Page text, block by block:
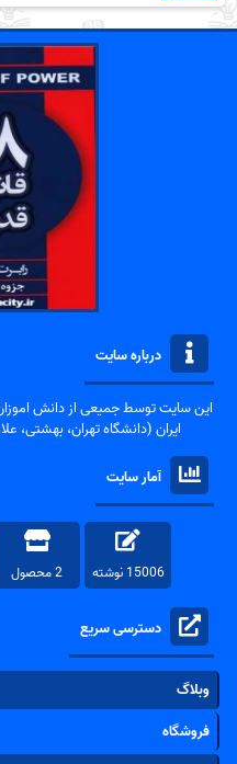
درباره سایت
این سایت توسط جمیعی از دانش اموزان
ایران (دانشگاه تهران، بهشتی،
آمار سایت
15006 نوشته 2 محصول
دسترسی سریع
وبلاگ
فروشگاه